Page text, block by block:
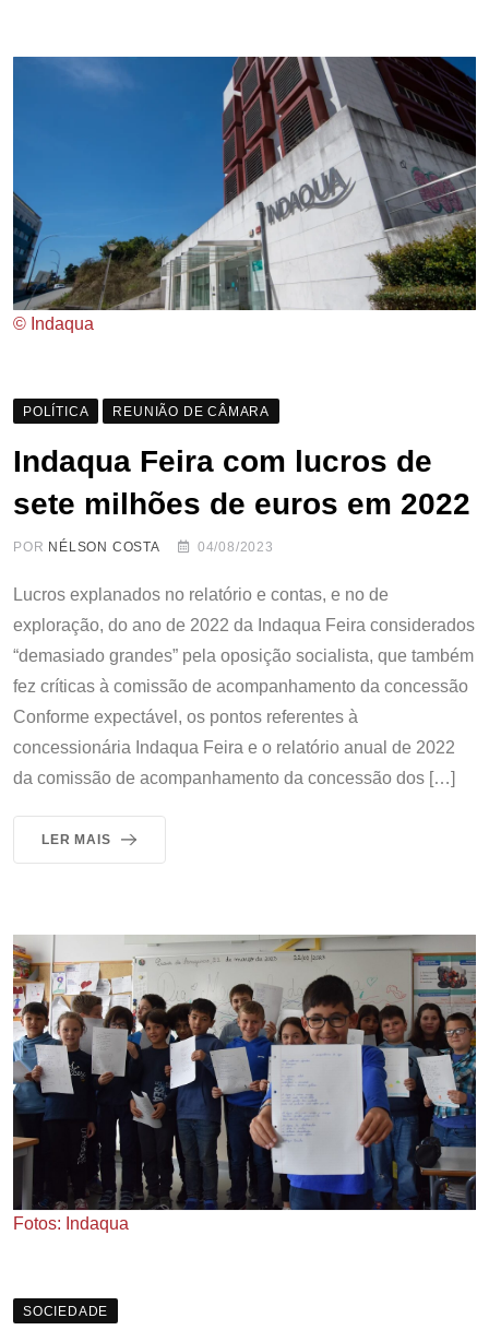
© Indaqua
POLÍTICA REUNIÃO DE CÂMARA
Indaqua Feira com lucros de
sete milhões de euros em 2022
POR NÉLSON COSTA 04/08/2023
Lucros explanados no relatório e contas, e no de
exploração, do ano de 2022 da Indaqua Feira considerados
“demasiado grandes” pela oposição socialista, que também
fez críticas à comissão de acompanhamento da concessão
Conforme expectável, os pontos referentes à
concessionária Indaqua Feira e o relatório anual de 2022
da comissão de acompanhamento da concessão dos […]
LER MAIS
Fotos: Indaqua
SOCIEDADE